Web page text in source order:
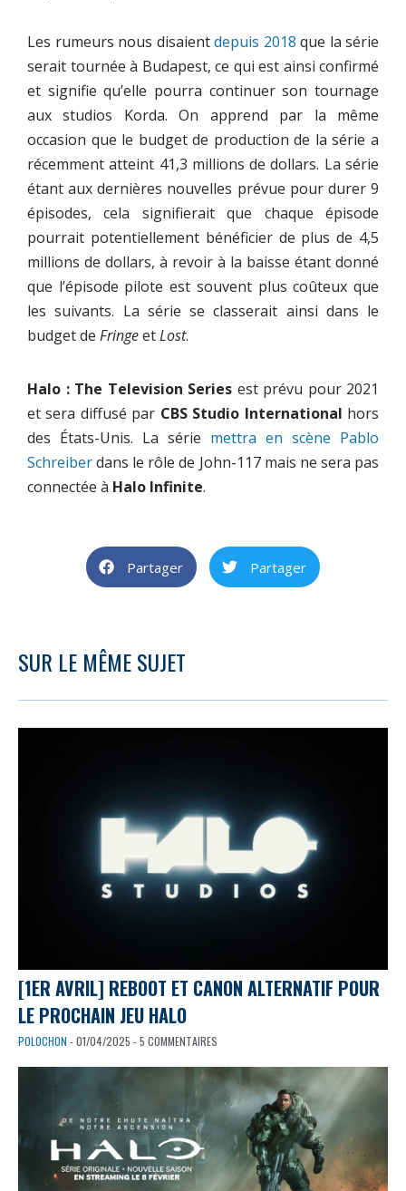
Les rumeurs nous disaientdepuis 2018 que la série
serait tournée à Budapest, ce qui est ainsi confirmé
et signifie qu’elle pourra continuer son tournage
aux studios Korda. On apprend par la même
occasion que le budget de production de la série a
récemment atteint 41,3 millions de dollars. La série
étant aux dernières nouvelles prévue pour durer 9
épisodes, cela signifierait que chaque épisode
pourrait potentiellement bénéficier de plus de 4,5
millions de dollars, à revoir à la baisse étant donné
que l’épisode pilote est souvent plus coûteux que
les suivants. La série se classerait ainsi dans le
budget de FringeetLost.
Halo : The Television Series est prévu pour 2021
et sera diffusé par CBS Studio International hors
des États-Unis. La série mettra en scène Pablo
Schreiberdans le rôle de John-117 mais ne sera pas
connectée à Halo Infinite.
Partager Partager
SUR LE MÊME SUJET
[1ER AVRIL] REBOOT ET CANON ALTERNATIF POUR
LE PROCHAIN JEU HALO
POLOCHON - 01/04/2025 - 5 COMMENTAIRES